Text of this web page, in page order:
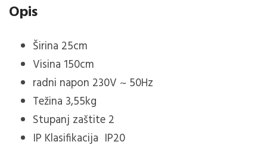
mesing
količina
Opis
Širina 25cm
Visina 150cm
radni napon 230V ~ 50Hz
Težina 3,55kg
Stupanj zaštite 2
IP Klasifikacija IP20